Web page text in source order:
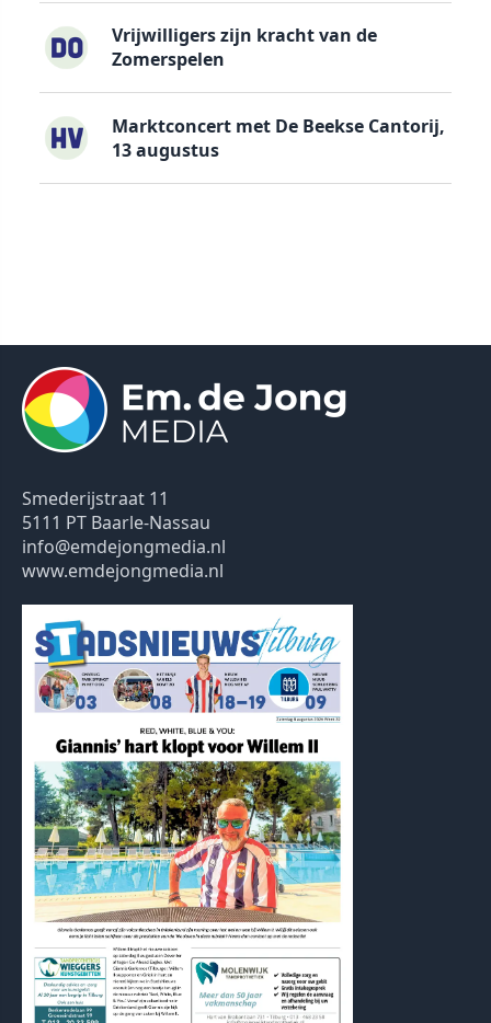
Vrijwilligers zijn kracht van de
Zomerspelen
Marktconcert met De Beekse Cantorij,
13 augustus
Smederijstraat 11
5111 PT Baarle-Nassau
info@emdejongmedia.nl
www.emdejongmedia.nl